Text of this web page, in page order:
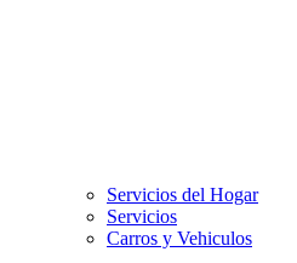
Servicios del Hogar
Servicios
Carros y Vehiculos